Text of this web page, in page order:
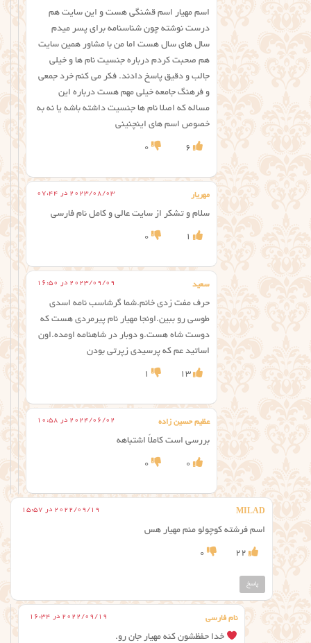
اسم مهیار اسم قشنگی هست و این سایت هم
درست نوشته چون شناسنامه برای پسر میدم
سال های سال هست اما من با مشاور همین سایت
هم صحبت کردم درباره جنسیت نام ها و خیلی
جالب و دقیق پاسخ دادند. فکر می کنم خرد جمعی
و فرهنگ جامعه خیلی مهم هست درباره این
مساله که اصلا نام ها جنسیت داشته باشه یا نه به
خصوص اسم های اینچنینی
6
0
مهریار 2023/08/03 در 07:44
سلام و تشکر از سایت عالی و کامل نام فارسی
1
0
سعید 2023/09/09 در 16:50
حرف مفت زدی خانم.شما گرشاسب نامه اسدی
طوسی رو ببین.اونجا مهیار نام پیرمردی هست که
دوست شاه هست.و دوبار در شاهنامه اومده.اون
اساتید عم که پرسیدی زپرتی بودن
13
1
عظیم حسین زاده 2024/06/02 در 10:58
بررسی است کاملاً اشتباهه
0
0
MILAD 2022/09/19 در 15:57
اسم فرشته کوچولو منم مهیار هس
22
0
پاسخ
نام فارسی 2022/09/19 در 16:34
خدا حفظشون کنه مهیار جان رو.